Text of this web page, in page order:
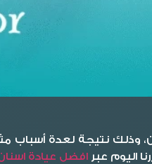
وذلك نتيجة لعدة أسباب
اليوم عبرافضل عيادة